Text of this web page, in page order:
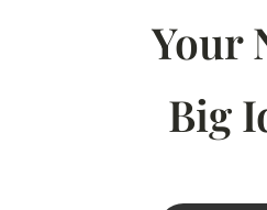
Your
Big